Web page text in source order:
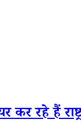
कर रहे हैं